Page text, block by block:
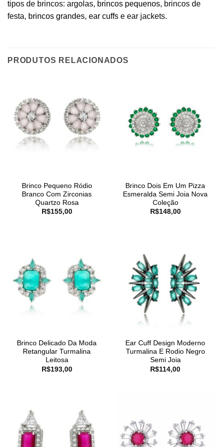
tipos de brincos: argolas, brincos pequenos, brincos de
festa, brincos grandes, ear cuffs e ear jackets.
PRODUTOS RELACIONADOS
Brinco Pequeno Ródio
Branco Com Zirconias
Quartzo Rosa
R$155,00
Brinco Dois Em Um Pizza
Esmeralda Semi Joia Nova
Coleção
R$148,00
Brinco Delicado Da Moda
Retangular Turmalina
Leitosa
R$193,00
Ear Cuff Design Moderno
Turmalina E Rodio Negro
Semi Joia
R$114,00